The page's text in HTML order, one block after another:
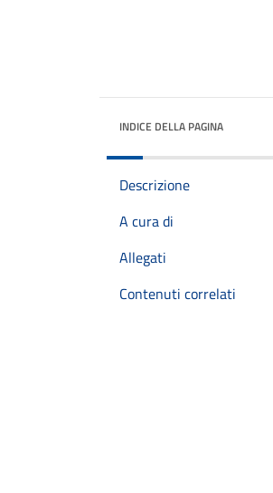
INDICE DELLA PAGINA
Descrizione
A cura di
Allegati
Contenuti correlati